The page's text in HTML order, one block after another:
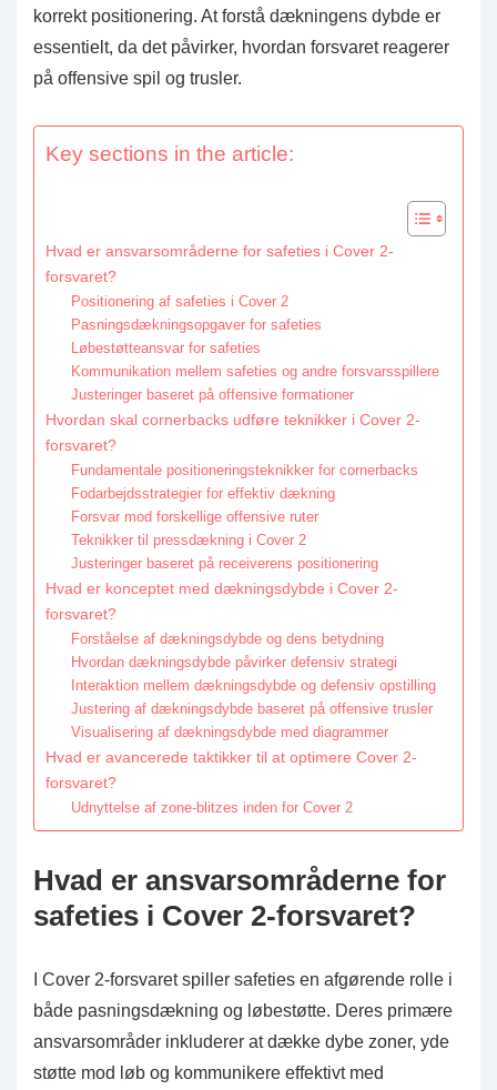
korrekt positionering. At forstå dækningens dybde er
essentielt, da det påvirker, hvordan forsvaret reagerer
på offensive spil og trusler.
Key sections in the article:
Hvad er ansvarsområderne for safeties i Cover 2-
forsvaret?
Positionering af safeties i Cover 2
Pasningsdækningsopgaver for safeties
Løbestøtteansvar for safeties
Kommunikation mellem safeties og andre forsvarsspillere
Justeringer baseret på offensive formationer
Hvordan skal cornerbacks udføre teknikker i Cover 2-
forsvaret?
Fundamentale positioneringsteknikker for cornerbacks
Fodarbejdsstrategier for effektiv dækning
Forsvar mod forskellige offensive ruter
Teknikker til pressdækning i Cover 2
Justeringer baseret på receiverens positionering
Hvad er konceptet med dækningsdybde i Cover 2-
forsvaret?
Forståelse af dækningsdybde og dens betydning
Hvordan dækningsdybde påvirker defensiv strategi
Interaktion mellem dækningsdybde og defensiv opstilling
Justering af dækningsdybde baseret på offensive trusler
Visualisering af dækningsdybde med diagrammer
Hvad er avancerede taktikker til at optimere Cover 2-
forsvaret?
Udnyttelse af zone-blitzes inden for Cover 2
Hvad er ansvarsområderne for
safeties i Cover 2-forsvaret?
I Cover 2-forsvaret spiller safeties en afgørende rolle i
både pasningsdækning og løbestøtte. Deres primære
ansvarsområder inkluderer at dække dybe zoner, yde
støtte mod løb og kommunikere effektivt med